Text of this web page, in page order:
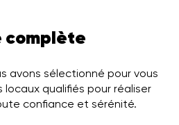
complète
avons sélectionné pour vous
locaux qualifiés pour réaliser
confiance et sérénité.